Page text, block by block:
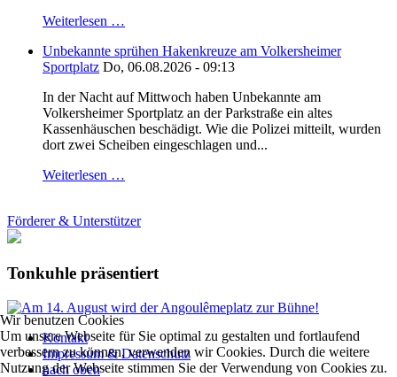
Weiterlesen …
Unbekannte sprühen Hakenkreuze am Volkersheimer
Sportplatz Do, 06.08.2026 - 09:13
In der Nacht auf Mittwoch haben Unbekannte am
Volkersheimer Sportplatz an der Parkstraße ein altes
Kassenhäuschen beschädigt. Wie die Polizei mitteilt, wurden
dort zwei Scheiben eingeschlagen und...
Weiterlesen …
Förderer & Unterstützer
Tonkuhle präsentiert
Kontakt
Impressum & Datenschutz
nach oben
Wir benutzen Cookies
Um unsere Webseite für Sie optimal zu gestalten und fortlaufend
verbessern zu können, verwenden wir Cookies. Durch die weitere
Nutzung der Webseite stimmen Sie der Verwendung von Cookies zu.